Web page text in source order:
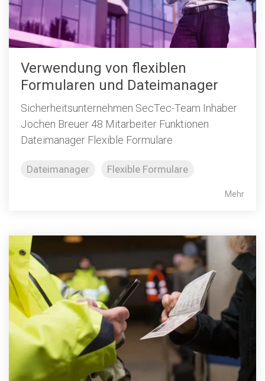
Verwendung von flexiblen
Formularen und Dateimanager
Sicherheitsunternehmen SecTec-Team Inhaber
Jochen Breuer 48 Mitarbeiter Funktionen
Dateimanager Flexible Formulare
Dateimanager Flexible Formulare
Mehr